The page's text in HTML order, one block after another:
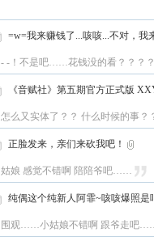
=w=我来赚钱了...咳咳...不对，我
- -！不是吧……花钱没的看？？？
《音赋社》第五期官方正式版
怎么又实体了？？ 什么时候的事？
正脸发来，亲们来砍我吧！
姑娘 感觉不错啊 陪陪爷吧……
纯偶这个纯新人阿霏~咳咳爆照是
围观……小姑娘不错啊 跟爷走吧